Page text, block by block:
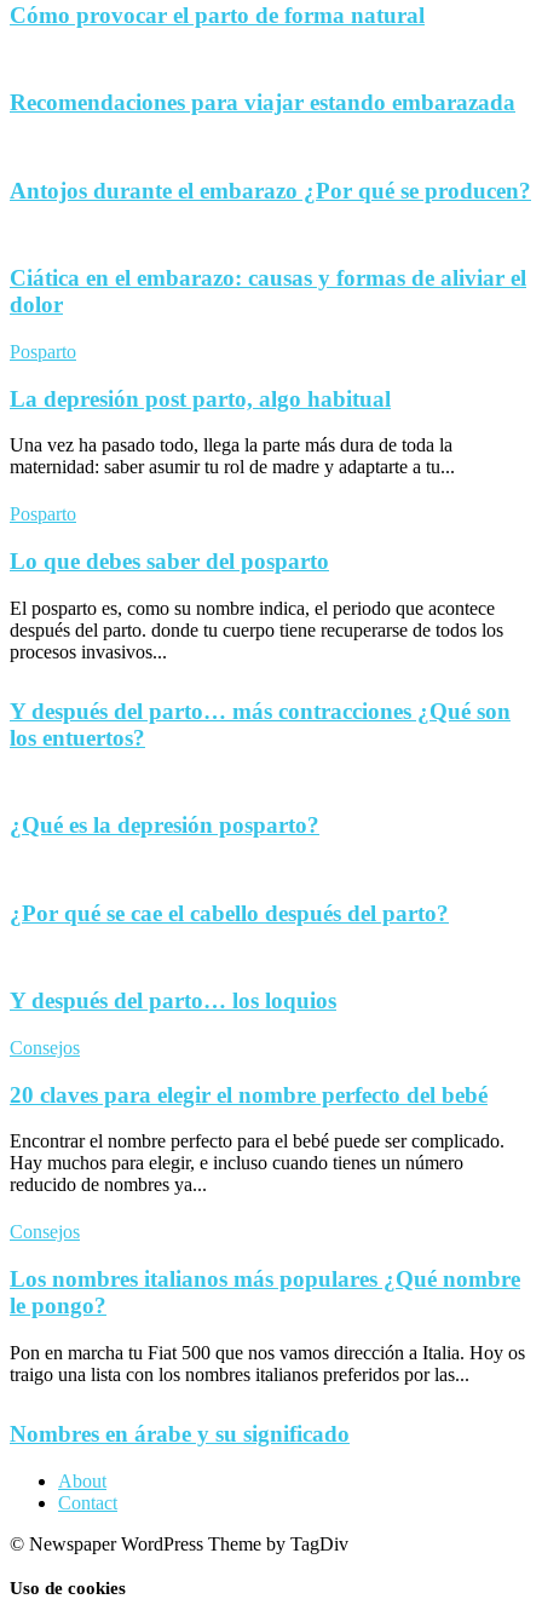
Cómo provocar el parto de forma natural
Recomendaciones para viajar estando embarazada
Antojos durante el embarazo ¿Por qué se producen?
Ciática en el embarazo: causas y formas de aliviar el
dolor
Posparto
La depresión post parto, algo habitual
Una vez ha pasado todo, llega la parte más dura de toda la
maternidad: saber asumir tu rol de madre y adaptarte a tu...
Posparto
Lo que debes saber del posparto
El posparto es, como su nombre indica, el periodo que acontece
después del parto. donde tu cuerpo tiene recuperarse de todos los
procesos invasivos...
Y después del parto… más contracciones ¿Qué son
los entuertos?
¿Qué es la depresión posparto?
¿Por qué se cae el cabello después del parto?
Y después del parto… los loquios
Consejos
20 claves para elegir el nombre perfecto del bebé
Encontrar el nombre perfecto para el bebé puede ser complicado.
Hay muchos para elegir, e incluso cuando tienes un número
reducido de nombres ya...
Consejos
Los nombres italianos más populares ¿Qué nombre
le pongo?
Pon en marcha tu Fiat 500 que nos vamos dirección a Italia. Hoy os
traigo una lista con los nombres italianos preferidos por las...
Nombres en árabe y su significado
About
Contact
© Newspaper WordPress Theme by TagDiv
Uso de cookies